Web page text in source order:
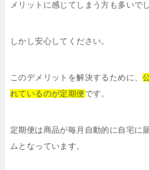
メリットに感じてしまう方も多いで
しかし安心してください。
このデメリットを解決するために、
れているのが定期便です。
定期便は商品が毎月自動的に自宅に
ムとなっています。